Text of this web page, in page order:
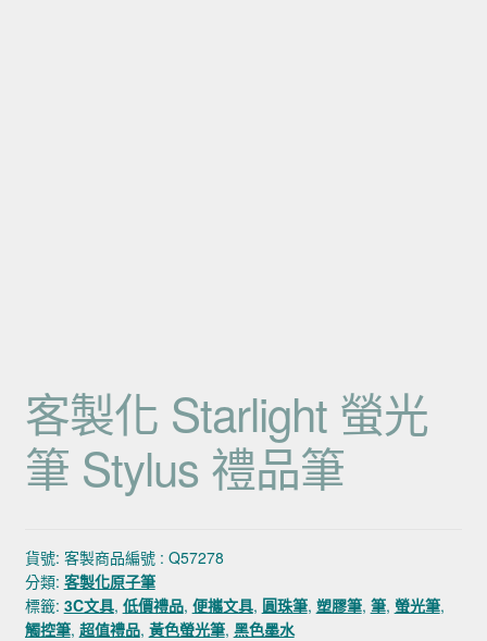
客製化 Starlight 螢光
筆 Stylus 禮品筆
貨號: 客製商品編號 : Q57278
分類: 客製化原子筆
標籤: 3C文具, 低價禮品, 便攜文具, 圓珠筆, 塑膠筆, 筆, 螢光筆,
觸控筆, 超值禮品, 黃色螢光筆, 黑色墨水